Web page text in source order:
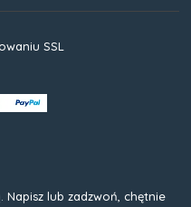
SSL
Napisz lub zadzwoń, chętnie